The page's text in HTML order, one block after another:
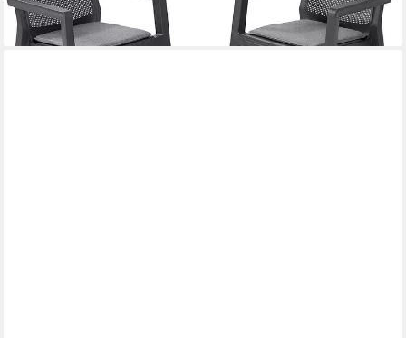
149,00 €
lieferbar - in 2-3 Werktagen bei dir